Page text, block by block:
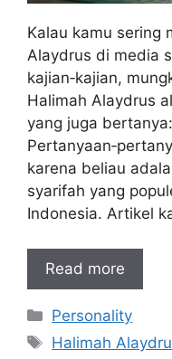
Kalau kamu sering
Alaydrus di media
kajian‑kajian,
Halimah Alaydrus
yang juga
karena beliau
syarifah yang
Indonesia. Artikel
Read more
Kategori
Personality
Tag
Halimah